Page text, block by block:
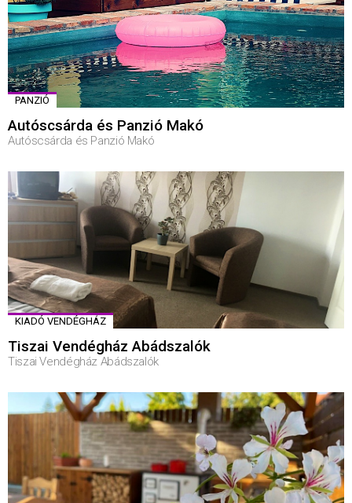
PANZIÓ
Autóscsárda és Panzió Makó
Autóscsárda és Panzió Makó
KIADÓ VENDÉGHÁZ
Tiszai Vendégház Abádszalók
Tiszai Vendégház Abádszalók